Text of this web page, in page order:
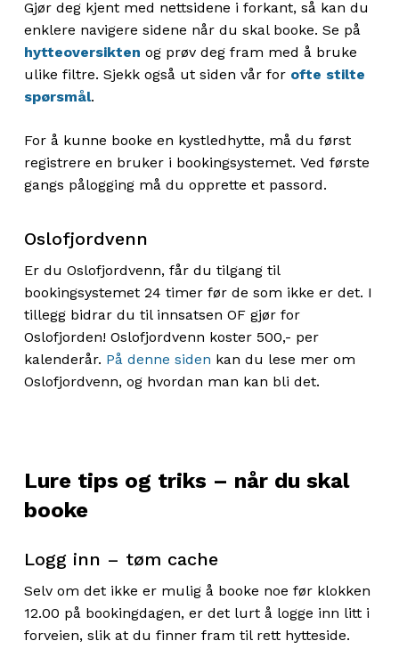
Gjør deg kjent med nettsidene i forkant, så kan du
enklere navigere sidene når du skal booke. Se på
hytteoversikten og prøv deg fram med å bruke
ulike filtre. Sjekk også ut siden vår for ofte stilte
spørsmål.
For å kunne booke en kystledhytte, må du først
registrere en bruker i bookingsystemet. Ved første
gangs pålogging må du opprette et passord.
Oslofjordvenn
Er du Oslofjordvenn, får du tilgang til
bookingsystemet 24 timer før de som ikke er det. I
tillegg bidrar du til innsatsen OF gjør for
Oslofjorden! Oslofjordvenn koster 500,- per
kalenderår. På denne siden kan du lese mer om
Oslofjordvenn, og hvordan man kan bli det.
Lure tips og triks – når du skal
booke
Logg inn – tøm cache
Selv om det ikke er mulig å booke noe før klokken
12.00 på bookingdagen, er det lurt å logge inn litt i
forveien, slik at du finner fram til rett hytteside.